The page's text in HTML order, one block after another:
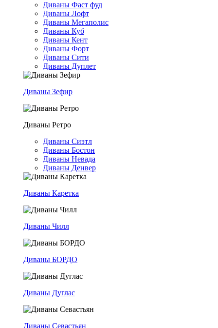
Диваны Фаст фуд
Диваны Лофт
Диваны Мегаполис
Диваны Куб
Диваны Кент
Диваны Форт
Диваны Сити
Диваны Дуплет
Диваны Зефир
Диваны Ретро
Диваны Сиэтл
Диваны Бостон
Диваны Невада
Диваны Денвер
Диваны Каретка
Диваны Чилл
Диваны БОРДО
Диваны Дуглас
Диваны Севастьян